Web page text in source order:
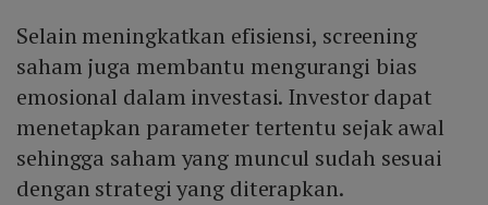
Selain meningkatkan efisiensi, screening
saham juga membantu mengurangi bias
emosional dalam investasi. Investor dapat
menetapkan parameter tertentu sejak awal
sehingga saham yang muncul sudah sesuai
dengan strategi yang diterapkan.